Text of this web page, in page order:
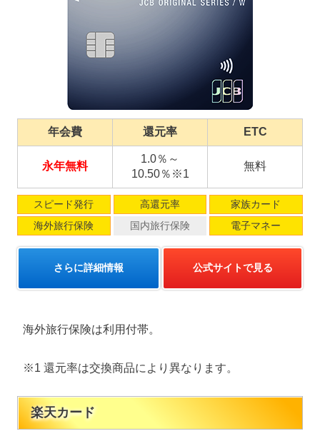
年会費 還元率 ETC
永年無料
1.0％～
10.50％※1
無料
スピード発行 高還元率
家族カード
海外旅行保険
国内旅行保険 電子マネー
さらに詳細情報 公式サイトで見る
海外旅行保険は利用付帯。
※1 還元率は交換商品により異なります。
楽天カード